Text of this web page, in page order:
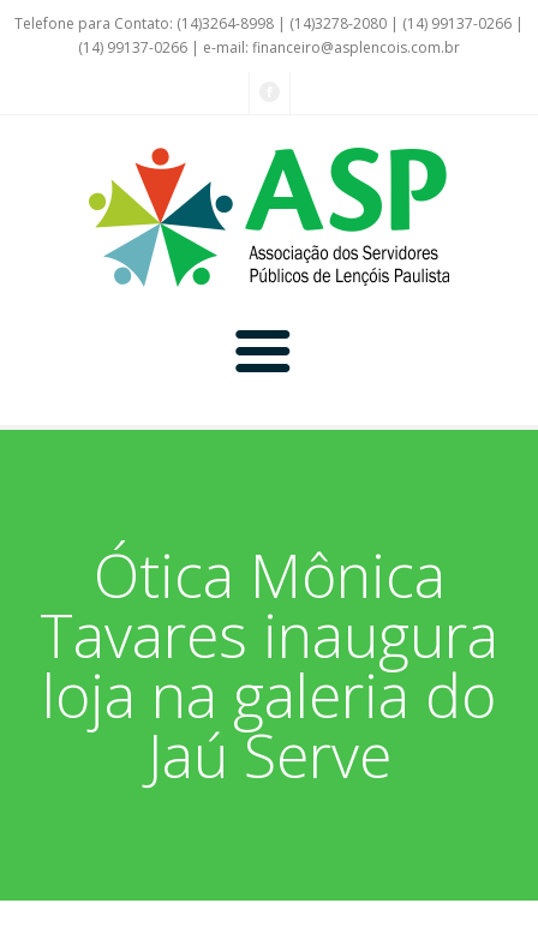
Telefone para Contato: (14)3264-8998 | (14)3278-2080 | (14) 99137-0266 |
(14) 99137-0266 | e-mail: financeiro@asplencois.com.br
Convênio Online
Fotos
Notícias
Vídeos
Associados
Aniversariantes
Boletim Informativo
Extrato do Cartão ASP
Nossos Convênios
Sobre
Diretoria
Ótica Mônica
Tavares inaugura
loja na galeria do
Jaú Serve